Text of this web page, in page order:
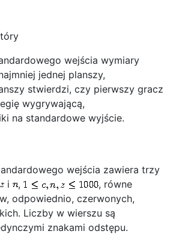
wejścia wymiary
jednej planszy,
stwierdzi, czy pierwszy gracz
wygrywającą,
na standardowe wyjście.
wejścia zawiera trzy
i ,
, równe
odpowiednio, czerwonych,
Liczby w wierszu są
znakami odstępu.